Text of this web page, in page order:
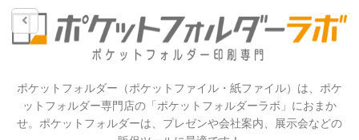
ポケットフォルダー（ポケットファイル・紙ファイル）は、ポケ
ットフォルダー専門店の「ポケットフォルダーラボ」におまか
せ。ポケットフォルダーは、プレゼンや会社案内、展示会などの